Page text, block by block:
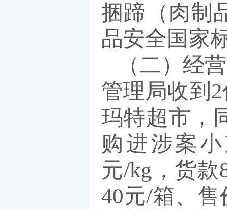
捆蹄（肉制
品安全国家
（二）经
管理局收到
玛特超市，
购进涉案
元/kg，货
40元/箱、